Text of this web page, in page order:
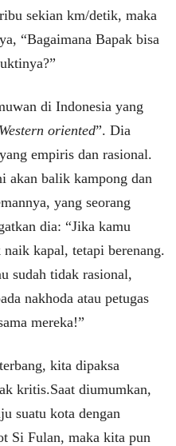
sekian km/detik, maka
“Bagaimana Bapak bisa
di Indonesia yang
Western oriented”. Dia
empiris dan rasional.
akan balik kampong dan
yang seorang
dia: “Jika kamu
kapal, tetapi berenang.
sudah tidak rasional,
nakhoda atau petugas
mereka!”
kita dipaksa
kritis.Saat diumumkan,
suatu kota dengan
Si Fulan, maka kita pun